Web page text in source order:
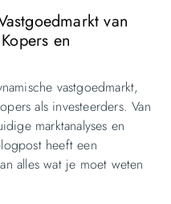
van
en
vastgoedmarkt,
als investeerders. Van
marktanalyses en
heeft een
alles wat je moet weten